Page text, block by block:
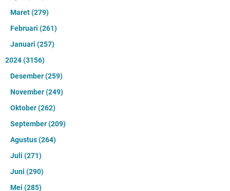
Maret(279)
Februari (261)
Januari (257)
2024(3156)
Desember(259)
November(249)
Oktober(262)
September(209)
Agustus(264)
Juli (271)
Juni (290)
Mei (285)